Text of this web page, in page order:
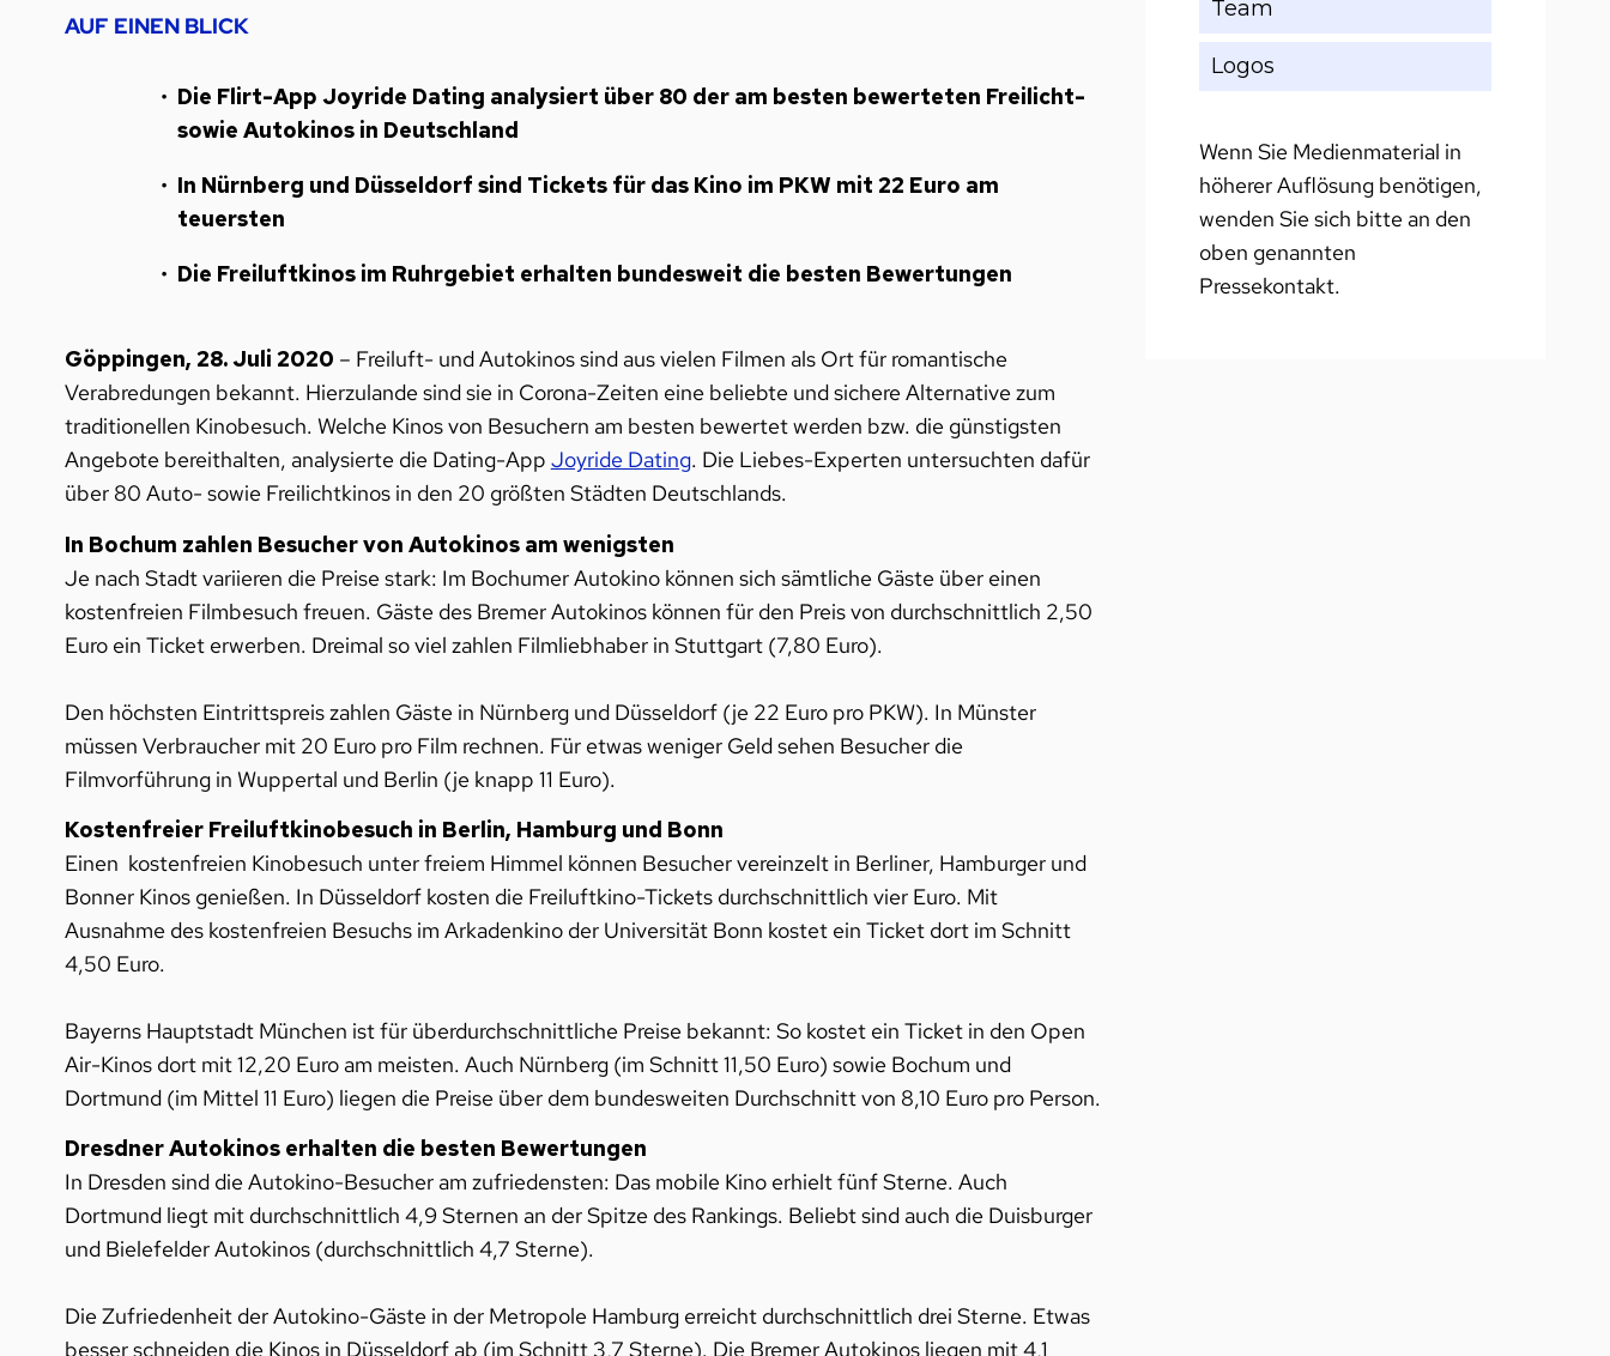
AUF EINEN BLICK
Die Flirt-App Joyride Dating analysiert über 80 der am besten bewerteten Freilicht-
sowie Autokinos in Deutschland
In Nürnberg und Düsseldorf sind Tickets für das Kino im PKW mit 22 Euro am
teuersten
Die Freiluftkinos im Ruhrgebiet erhalten bundesweit die besten Bewertungen
Göppingen, 28. Juli 2020 – Freiluft- und Autokinos sind aus vielen Filmen als Ort für romantische
Verabredungen bekannt. Hierzulande sind sie in Corona-Zeiten eine beliebte und sichere Alternative zum
traditionellen Kinobesuch. Welche Kinos von Besuchern am besten bewertet werden bzw. die günstigsten
Angebote bereithalten, analysierte die Dating-App Joyride Dating. Die Liebes-Experten untersuchten dafür
über 80 Auto- sowie Freilichtkinos in den 20 größten Städten Deutschlands.
In Bochum zahlen Besucher von Autokinos am wenigsten
Je nach Stadt variieren die Preise stark: Im Bochumer Autokino können sich sämtliche Gäste über einen
kostenfreien Filmbesuch freuen. Gäste des Bremer Autokinos können für den Preis von durchschnittlich 2,50
Euro ein Ticket erwerben. Dreimal so viel zahlen Filmliebhaber in Stuttgart (7,80 Euro).
Den höchsten Eintrittspreis zahlen Gäste in Nürnberg und Düsseldorf (je 22 Euro pro PKW). In Münster
müssen Verbraucher mit 20 Euro pro Film rechnen. Für etwas weniger Geld sehen Besucher die
Filmvorführung in Wuppertal und Berlin (je knapp 11 Euro).
Kostenfreier Freiluftkinobesuch in Berlin, Hamburg und Bonn
Einen kostenfreien Kinobesuch unter freiem Himmel können Besucher vereinzelt in Berliner, Hamburger und
Bonner Kinos genießen. In Düsseldorf kosten die Freiluftkino-Tickets durchschnittlich vier Euro. Mit
Ausnahme des kostenfreien Besuchs im Arkadenkino der Universität Bonn kostet ein Ticket dort im Schnitt
4,50 Euro.
Bayerns Hauptstadt München ist für überdurchschnittliche Preise bekannt: So kostet ein Ticket in den Open
Air-Kinos dort mit 12,20 Euro am meisten. Auch Nürnberg (im Schnitt 11,50 Euro) sowie Bochum und
Dortmund (im Mittel 11 Euro) liegen die Preise über dem bundesweiten Durchschnitt von 8,10 Euro pro Person.
Dresdner Autokinos erhalten die besten Bewertungen
In Dresden sind die Autokino-Besucher am zufriedensten: Das mobile Kino erhielt fünf Sterne. Auch
Dortmund liegt mit durchschnittlich 4,9 Sternen an der Spitze des Rankings. Beliebt sind auch die Duisburger
und Bielefelder Autokinos (durchschnittlich 4,7 Sterne).
Die Zufriedenheit der Autokino-Gäste in der Metropole Hamburg erreicht durchschnittlich drei Sterne. Etwas
besser schneiden die Kinos in Düsseldorf ab (im Schnitt 3,7 Sterne). Die Bremer Autokinos liegen mit 4,1
Team
Logos
Wenn Sie Medienmaterial in
höherer Auflösung benötigen,
wenden Sie sich bitte an den
oben genannten
Pressekontakt.